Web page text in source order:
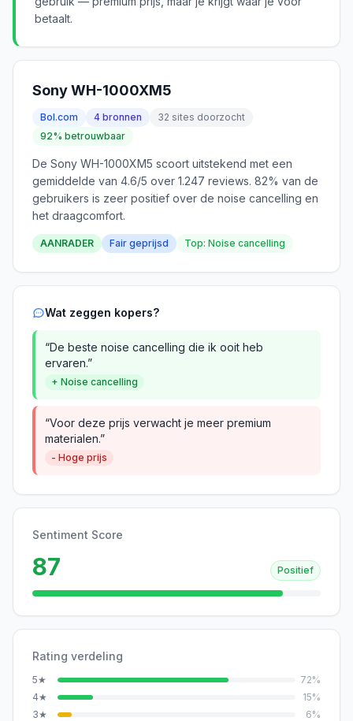
betaalt.
Sony WH-1000XM5
Bol.com 4 bronnen
32 sites doorzocht
92% betrouwbaar
De Sony WH-1000XM5 scoort uitstekend met een
gemiddelde van 4.6/5 over 1.247 reviews. 82% van de
gebruikers is zeer positief over de noise cancelling en
het draagcomfort.
AANRADER Fair geprijsd Top: Noise cancelling
Wat zeggen kopers?
“De beste noise cancelling die ik ooit heb
ervaren.”
+ Noise cancelling
“Voor deze prijs verwacht je meer premium
materialen.”
- Hoge prijs
Sentiment Score
87 Positief
Rating verdeling
5★ 72%
4★ 15%
3★ 6%